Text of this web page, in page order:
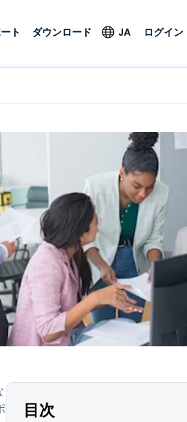
エンドポイントの検出
Foxpass Wi-Fiアクセ
ス＆コントロール
ゼロトラストセキュア
ワークスペース
Shield（詐欺対策）
すべての製品
共部門
ャとデザイン
を見る
ト ダウンロード JA
Deutsch
Español
Français
Italiano
Nederlands
Português
简体中文
繁體中文
日本語
ภาษาไทย
ログイン
目次